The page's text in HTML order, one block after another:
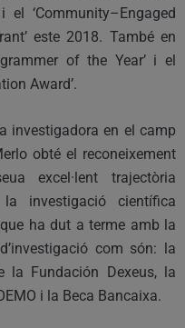
el ‘Community–Engaged
este 2018. També en
of the Year’ i el
Award’.
investigadora en el camp
obté el reconeixement
excel·lent trajectòria
investigació científica
ha dut a terme amb la
com són: la
la Fundación Dexeus, la
i la Beca Bancaixa.